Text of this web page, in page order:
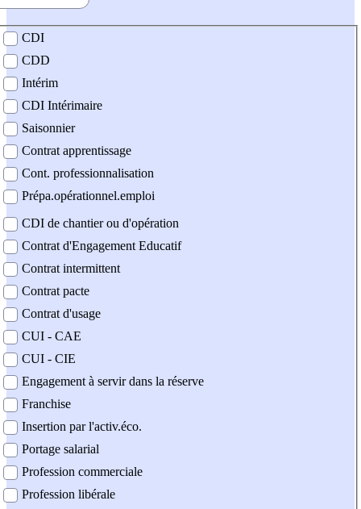
contrat
CDI
CDD
Intérim
CDI Intérimaire
Saisonnier
Contrat apprentissage
Cont. professionnalisation
Prépa.opérationnel.emploi
CDI de chantier ou d'opération
Contrat d'Engagement Educatif
Contrat intermittent
Contrat pacte
Contrat d'usage
CUI - CAE
CUI - CIE
Engagement à servir dans la réserve
Franchise
Insertion par l'activ.éco.
Portage salarial
Profession commerciale
Profession libérale